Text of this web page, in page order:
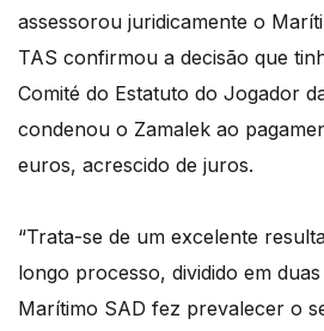
assessorou juridicamente o
TAS confirmou a decisão que
Comité do Estatuto do Jogador
condenou o Zamalek ao
euros, acrescido de juros.
“Trata-se de um excelente
longo processo, dividido em
Marítimo SAD fez prevalecer o